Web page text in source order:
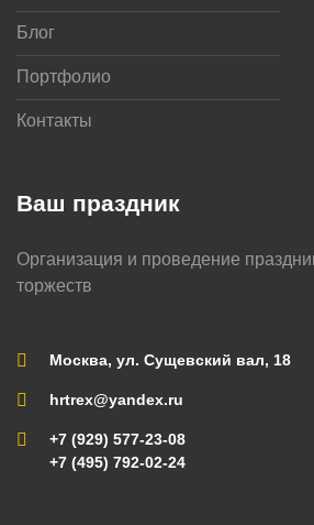
Ваш праздник
Организация и проведение
торжеств
Москва, ул. Сущевский вал, 18
hrtrex@yandex.ru
+7 (929) 577-23-08
+7 (495) 792-02-24
Блог
Портфолио
Контакты